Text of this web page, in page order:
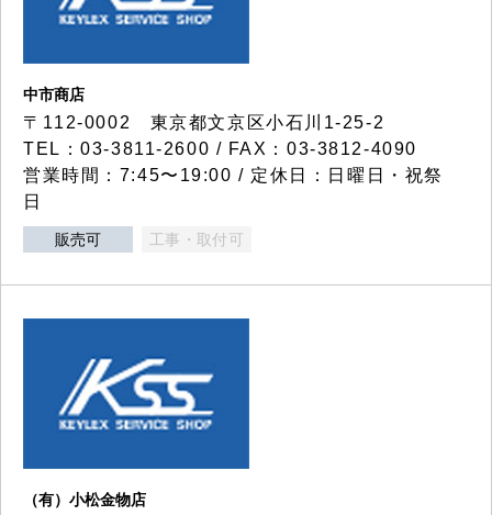
中市商店
〒112-0002 東京都文京区小石川1-25-2
TEL：03-3811-2600 / FAX：03-3812-4090
営業時間：7:45〜19:00 / 定休日：日曜日・祝祭
日
販売可 工事・取付可
（有）小松金物店